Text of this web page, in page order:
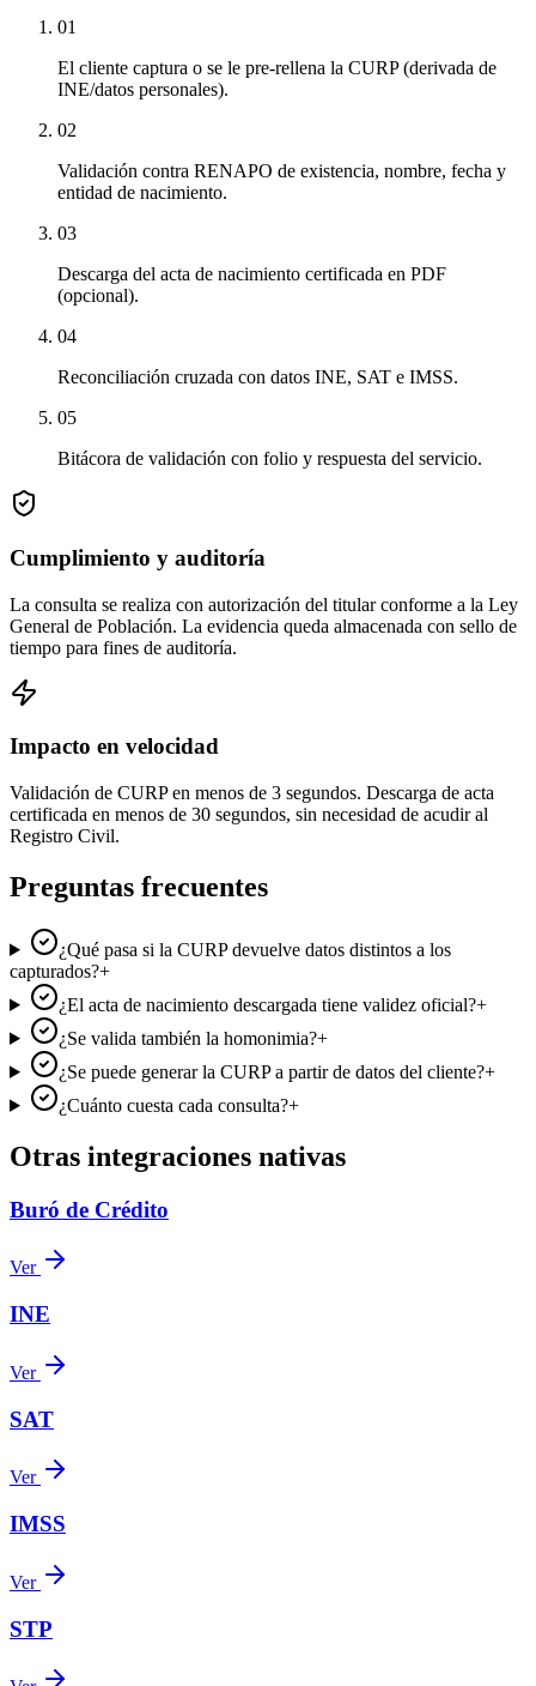
01
El cliente captura o se le pre-rellena la CURP (derivada de
INE/datos personales).
02
Validación contra RENAPO de existencia, nombre, fecha y
entidad de nacimiento.
03
Descarga del acta de nacimiento certificada en PDF
(opcional).
04
Reconciliación cruzada con datos INE, SAT e IMSS.
05
Bitácora de validación con folio y respuesta del servicio.
Cumplimiento y auditoría
La consulta se realiza con autorización del titular conforme a la Ley
General de Población. La evidencia queda almacenada con sello de
tiempo para fines de auditoría.
Impacto en velocidad
Validación de CURP en menos de 3 segundos. Descarga de acta
certificada en menos de 30 segundos, sin necesidad de acudir al
Registro Civil.
Preguntas frecuentes
¿Qué pasa si la CURP devuelve datos distintos a los
capturados?+
¿El acta de nacimiento descargada tiene validez oficial?+
¿Se valida también la homonimia?+
¿Se puede generar la CURP a partir de datos del cliente?+
¿Cuánto cuesta cada consulta?+
Otras integraciones nativas
Buró de Crédito
Ver
INE
Ver
SAT
Ver
IMSS
Ver
STP